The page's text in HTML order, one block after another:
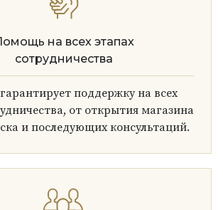
на всех этапах
сотрудничества
поддержку на всех
от открытия магазина
и последующих консультаций.